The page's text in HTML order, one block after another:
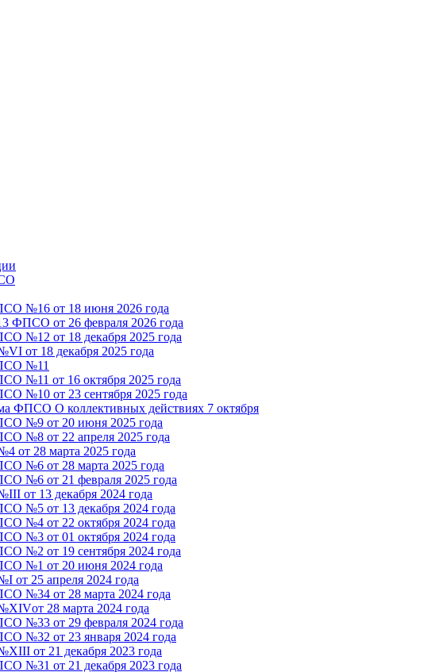
№16 от 18 июня 2026 года
ФПСО от 26 февраля 2026 года
№12 от 18 декабря 2025 года
от 18 декабря 2025 года
№11
№11 от 16 октября 2025 года
№10 от 23 сентября 2025 года
ФПСО О коллективных действиях 7 октября
№9 от 20 июня 2025 года
№8 от 22 апреля 2025 года
от 28 марта 2025 года
№6 от 28 марта 2025 года
№6 от 21 февраля 2025 года
от 13 декабря 2024 года
№5 от 13 декабря 2024 года
№4 от 22 октября 2024 года
№3 от 01 октября 2024 года
№2 от 19 сентября 2024 года
№1 от 20 июня 2024 года
от 25 апреля 2024 года
№34 от 28 марта 2024 года
28 марта 2024 года
№33 от 29 февраля 2024 года
№32 от 23 января 2024 года
от 21 декабря 2023 года
№31 от 21 декабря 2023 года